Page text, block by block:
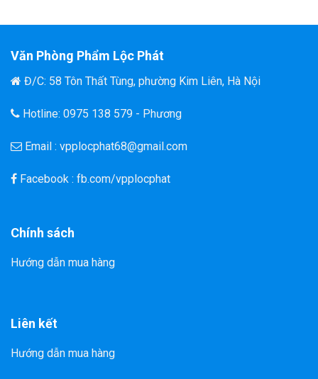
Văn Phòng Phẩm Lộc Phát
Đ/C: 58 Tôn Thất Tùng, phường Kim Liên, Hà Nội
Hotline: 0975 138 579 - Phương
Email : vpplocphat68@gmail.com
Facebook : fb.com/vpplocphat
Chính sách
Hướng dẫn mua hàng
Liên kết
Hướng dẫn mua hàng